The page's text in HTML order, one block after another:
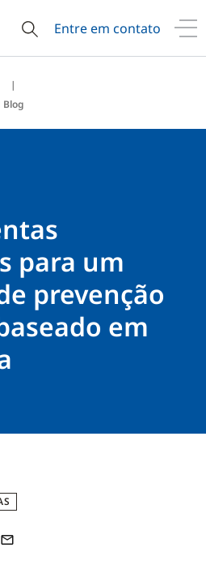
Entre em contato
Blog
para um
prevenção
em